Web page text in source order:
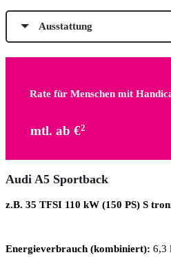
Ausstattung
Rate für Menschen mit
mtl. ab €2
Audi A5 Sportback
z.B. 35 TFSI 110 kW (150 PS) S
Energieverbrauch (kombiniert): 6,3